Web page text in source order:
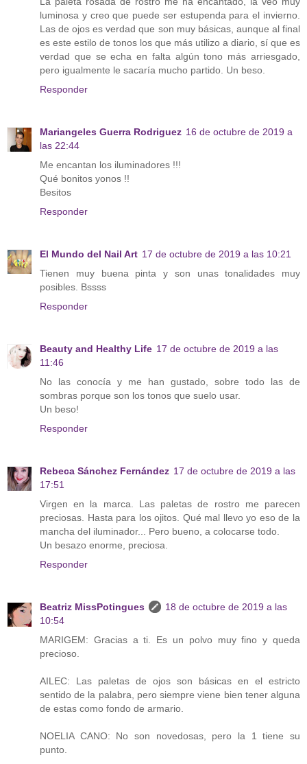
luminosa y creo que puede ser estupenda para el invierno.
Las de ojos es verdad que son muy básicas, aunque al final
es este estilo de tonos los que más utilizo a diario, sí que es
verdad que se echa en falta algún tono más arriesgado,
pero igualmente le sacaría mucho partido. Un beso.
Responder
Mariangeles Guerra Rodriguez 16 de octubre de 2019 a
las 22:44
Me encantan los iluminadores !!!
Qué bonitos yonos !!
Besitos
Responder
El Mundo del Nail Art 17 de octubre de 2019 a las 10:21
Tienen muy buena pinta y son unas tonalidades muy
posibles. Bssss
Responder
Beauty and Healthy Life 17 de octubre de 2019 a las
11:46
No las conocía y me han gustado, sobre todo las de
sombras porque son los tonos que suelo usar.
Un beso!
Responder
Rebeca Sánchez Fernández 17 de octubre de 2019 a las
17:51
Virgen en la marca. Las paletas de rostro me parecen
preciosas. Hasta para los ojitos. Qué mal llevo yo eso de la
mancha del iluminador... Pero bueno, a colocarse todo.
Un besazo enorme, preciosa.
Responder
Beatriz MissPotingues
18 de octubre de 2019 a las
10:54
MARIGEM: Gracias a ti. Es un polvo muy fino y queda
precioso.
AILEC: Las paletas de ojos son básicas en el estricto
sentido de la palabra, pero siempre viene bien tener alguna
de estas como fondo de armario.
NOELIA CANO: No son novedosas, pero la 1 tiene su
punto.